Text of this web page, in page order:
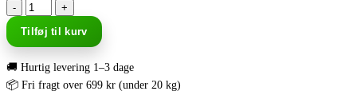
-
+
Tilføj til kurv
🚚 Hurtig levering 1–3 dage
📦 Fri fragt over 699 kr (under 20 kg)